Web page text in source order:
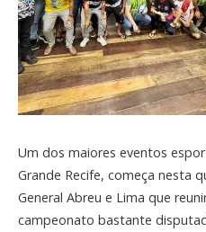
Um dos maiores eventos
Grande Recife, começa nesta
General Abreu e Lima que
campeonato bastante